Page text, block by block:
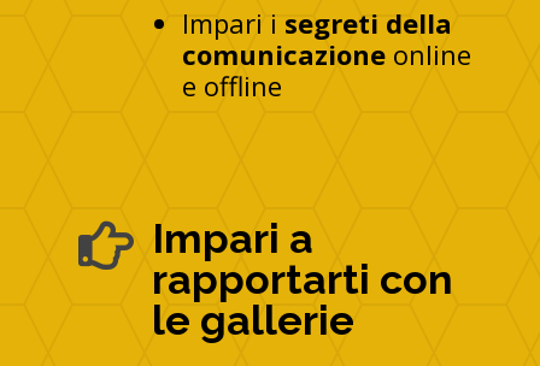
Impari i segreti della
comunicazioneonline
e offline
 Impari a
rapportarti con
le gallerie